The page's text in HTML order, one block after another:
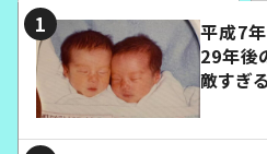
平成7
29年後
敵すぎる